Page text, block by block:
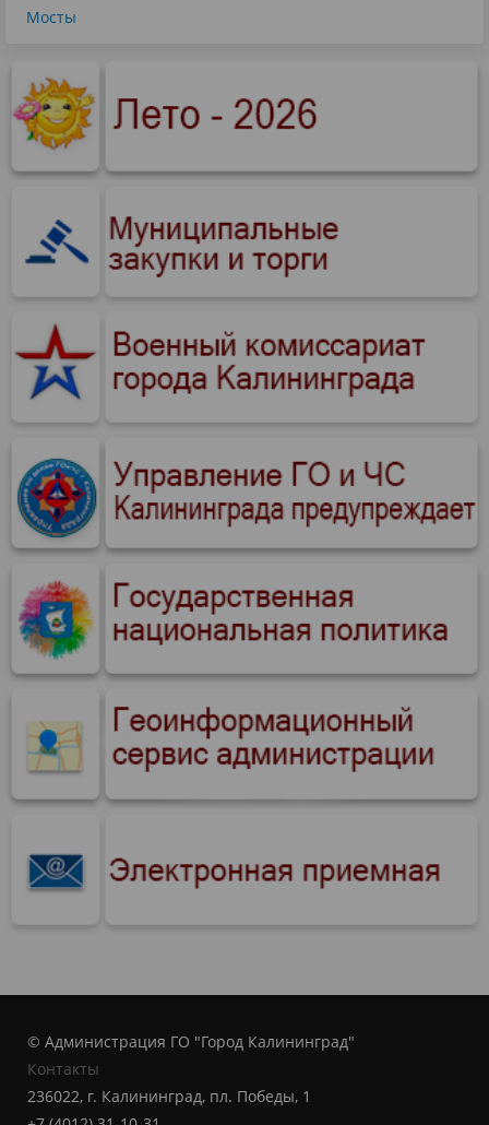
Мосты
© Администрация ГО "Город Калининград"
Контакты
236022, г. Калининград, пл. Победы, 1